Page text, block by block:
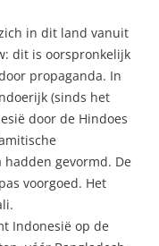
in dit land vanuit
dit is oorspronkelijk
propaganda. In
(sinds het
door de Hindoes
gevormd. De
voorgoed. Het
Indonesië op de